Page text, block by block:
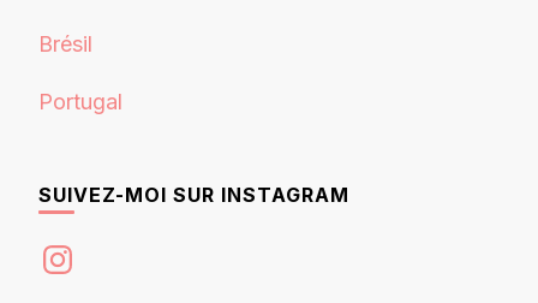
Brésil
Portugal
SUIVEZ-MOI SUR INSTAGRAM
Instagram